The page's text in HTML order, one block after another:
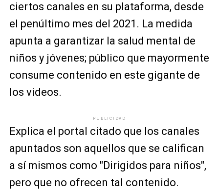
ciertos canales en su plataforma, desde
el penúltimo mes del 2021. La medida
apunta a garantizar la salud mental de
niños y jóvenes; público que mayormente
consume contenido en este gigante de
los videos.
PUBLICIDAD
Explica el portal citado que los canales
apuntados son aquellos que se califican
a sí mismos como "Dirigidos para niños",
pero que no ofrecen tal contenido.